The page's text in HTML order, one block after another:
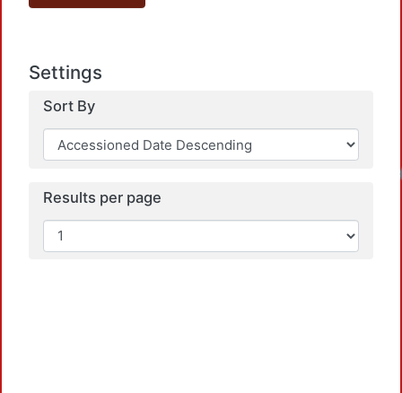
Settings
Sort By
Results per page